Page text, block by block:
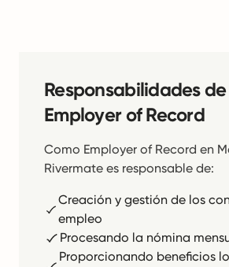
Responsabilidades
Employer of Record
Como Employer of Record en
Rivermate es responsable de:
Creación y gestión de los
empleo
Procesando la nómina
Proporcionando beneficios